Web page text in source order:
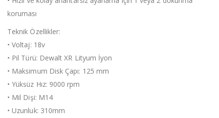
koruması
Teknik Özellikler:
• Voltaj: 18v
• Pil Türü: Dewalt XR Lityum İyon
• Maksimum Disk Çapı: 125 mm
• Yüksüz Hız: 9000 rpm
• Mil Dişi: M14
• Uzunluk: 310mm